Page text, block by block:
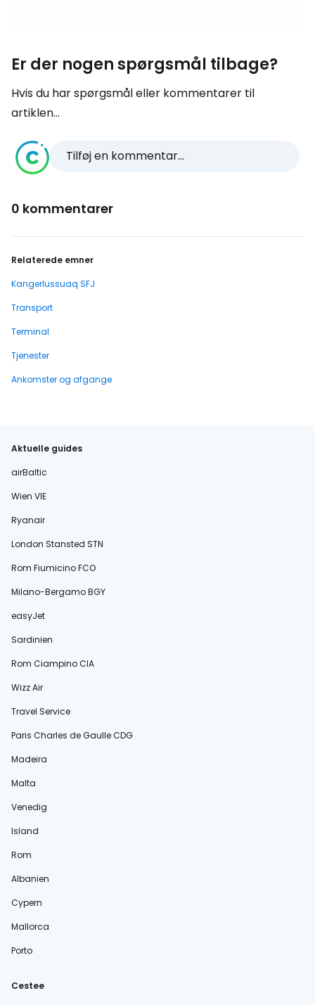
Er der nogen spørgsmål tilbage?
Hvis du har spørgsmål eller kommentarer til
artiklen...
Tilføj en kommentar...
0 kommentarer
Relaterede emner
Kangerlussuaq SFJ
Transport
Terminal
Tjenester
Ankomster og afgange
Aktuelle guides
airBaltic
Wien VIE
Ryanair
London Stansted STN
Rom Fiumicino FCO
Milano-Bergamo BGY
easyJet
Sardinien
Rom Ciampino CIA
Wizz Air
Travel Service
Paris Charles de Gaulle CDG
Madeira
Malta
Venedig
Island
Rom
Albanien
Cypern
Mallorca
Porto
Cestee